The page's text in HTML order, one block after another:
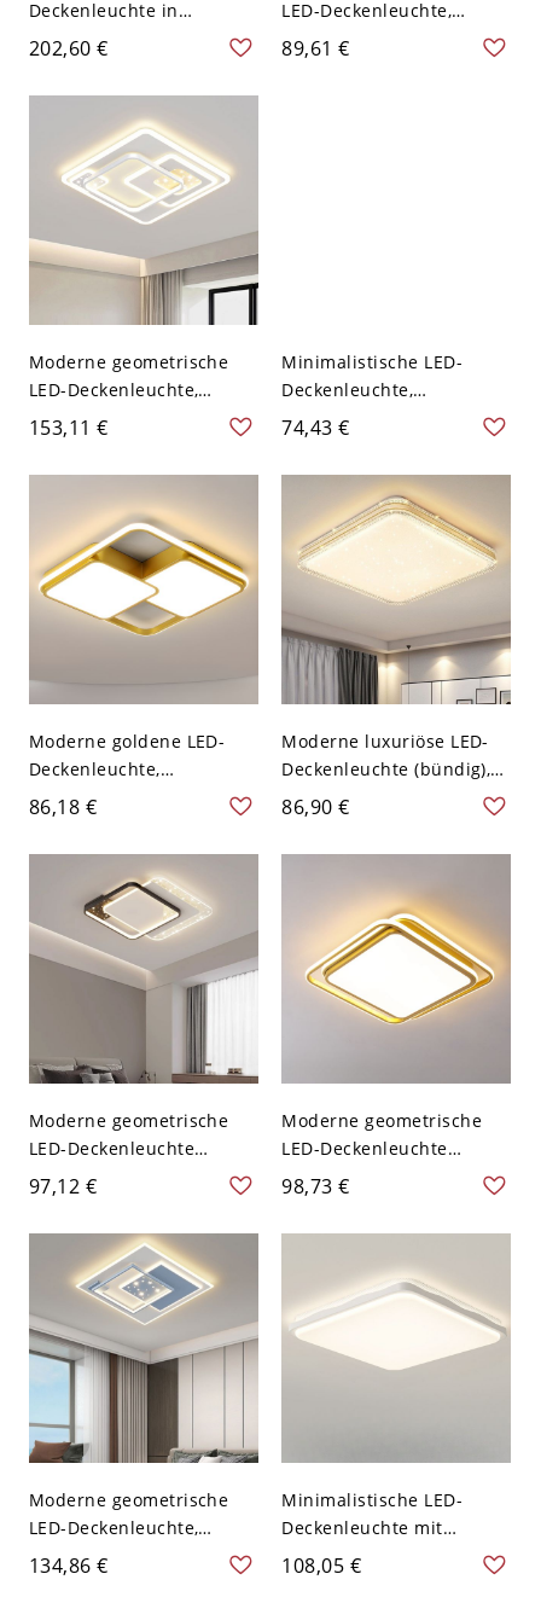
Deckenleuchte in
gebürstetem Messing,
goldene geometrische
Leuchte mit Glasschirm -
1 110V-120V Quadrat
202,60 €
LED-Deckenleuchte,
ultraschlanke flache
Deckenleuchte mit
89,61 €
Moderne geometrische
LED-Deckenleuchte,
Sternenausschnitt-Design
für niedrige Decken -
110V-120V 50,8 cm
153,11 €
Minimalistische LED-
Deckenleuchte,
geometrische weiße
Leuchte mit blendfreiem
Acryl-Diffusor - 110V-120V
40,64 cm Quadrat
74,43 €
Moderne goldene LED-
Deckenleuchte,
minimalistisches Acryl-
Design für Schlafzimmer
und Wohnzimmer - 110V-
120V Quadrat
86,18 €
Moderne luxuriöse LED-
Deckenleuchte (bündig),
dimmbarer
Sternenhimmel-Diffusor
mit strukturierter
110V-120V 50,8 cm
Dreistufiges Dimmen
86,90 €
Moderne geometrische
LED-Deckenleuchte
(bündig), dimmbare,
mehrlagige Leuchte mit
Sternenakzent - 110V-
120V Dreistufiges Dimmen
Quadrat
97,12 €
Moderne geometrische
LED-Deckenleuchte
(bündig), dimmbare
goldene Leuchte mit
mehrschichtigem
Dreistufiges Dimmen
Quadrat
98,73 €
Moderne geometrische
LED-Deckenleuchte,
mehrlagige Deckenlampe
mit Sternen-Diffusor -
134,86 €
Minimalistische LED-
Deckenleuchte mit
einstellbarer
Farbtemperatur und
108,05 €